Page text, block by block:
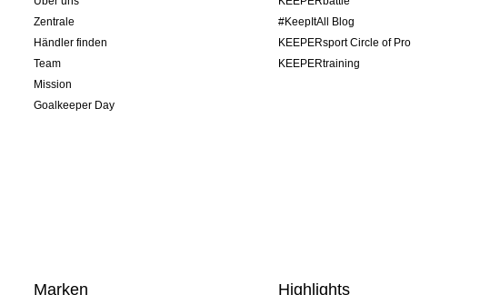
Zentrale
Händler finden
Team
Mission
Goalkeeper Day
#KeepItAll Blog
KEEPERsport Circle of Pro
KEEPERtraining
Marken Highlights